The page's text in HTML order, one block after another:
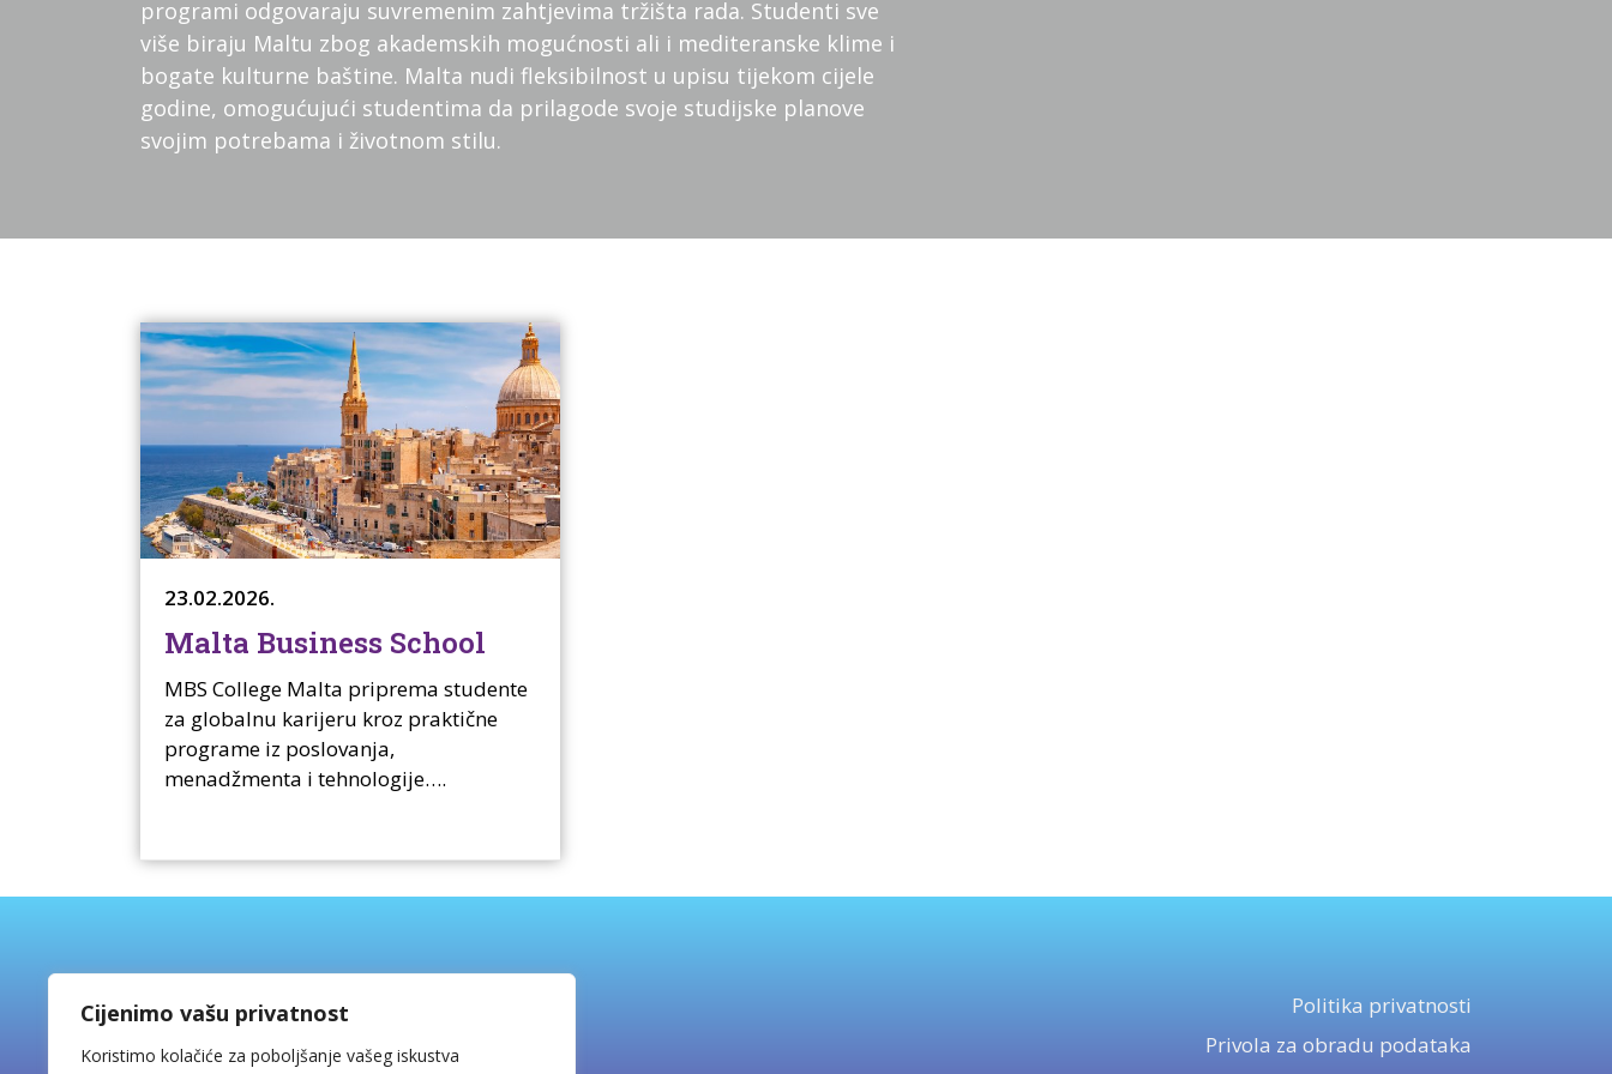
Cijenimo vašu privatnost
Koristimo kolačiće za poboljšanje vašeg iskustva
programi odgovaraju suvremenim zahtjevima tržišta rada. Studenti sve
više biraju Maltu zbog akademskih mogućnosti ali i mediteranske klime i
bogate kulturne baštine. Malta nudi fleksibilnost u upisu tijekom cijele
godine, omogućujući studentima da prilagode svoje studijske planove
svojim potrebama i životnom stilu.
23.02.2026.
Malta Business School
MBS College Malta priprema studente
za globalnu karijeru kroz praktične
programe iz poslovanja,
menadžmenta i tehnologije….
Tel: +385 1 4812 200
Politika privatnosti
Privola za obradu podataka